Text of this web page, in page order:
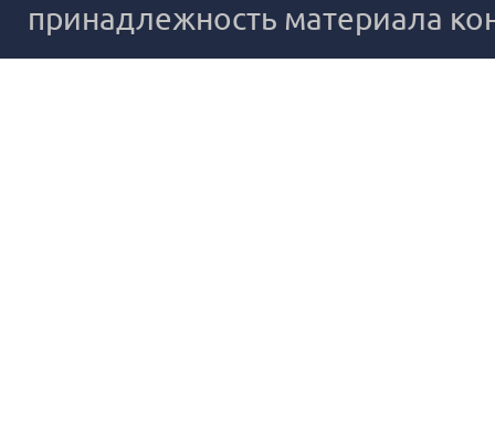
принадлежность материала